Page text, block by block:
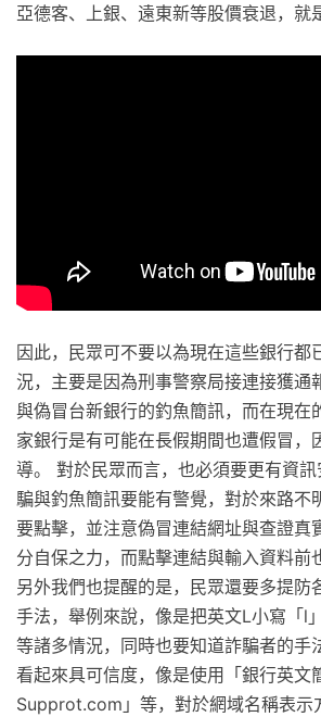
亞德客、上銀、遠東新等股價衰退，就
因此，民眾可不要以為現在這些銀行都
況，主要是因為刑事警察局接連接獲通
與偽冒台新銀行的釣魚簡訊，而在現在
家銀行是有可能在長假期間也遭假冒，
導。 對於民眾而言，也必須要更有資
騙與釣魚簡訊要能有警覺，對於來路不
要點擊，並注意偽冒連結網址與查證真
分自保之力，而點擊連結與輸入資料前
另外我們也提醒的是，民眾還要多提防
手法，舉例來說，像是把英文L小寫「l
等諸多情況，同時也要知道詐騙者的手
看起來具可信度，像是使用「銀行英文
Supprot.com」等，對於網域名稱表示